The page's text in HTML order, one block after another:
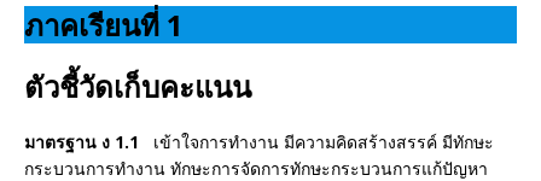
o
k
ภาคเรียนที่ 1
ตัวชี้วัดเก็บคะแนน
มาตรฐาน ง 1.1 เข้าใจการทำงาน มีความคิดสร้างสรรค์ มีทักษะ
กระบวนการทำงาน ทักษะการจัดการทักษะกระบวนการแก้ปัญหา